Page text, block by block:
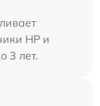
HP и
3 лет.